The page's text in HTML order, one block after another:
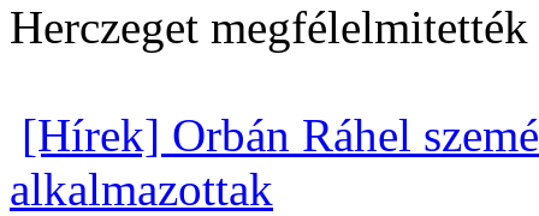
Herczeget
[Hírek] Orbán Ráhel
alkalmazottak